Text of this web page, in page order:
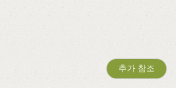
추가 참조